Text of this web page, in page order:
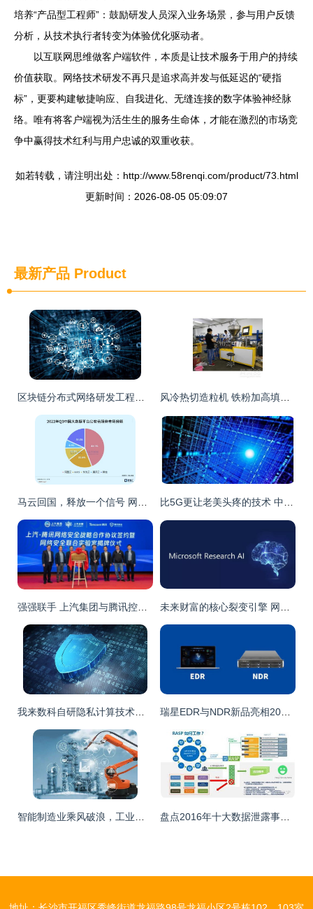
培养“产品型工程师”：鼓励研发人员深入业务场景，参与用户反馈
分析，从技术执行者转变为体验优化驱动者。
以互联网思维做客户端软件，本质是让技术服务于用户的持续
价值获取。网络技术研发不再只是追求高并发与低延迟的“硬指
标”，更要构建敏捷响应、自我进化、无缝连接的数字体验神经脉
络。唯有将客户端视为活生生的服务生命体，才能在激烈的市场竞
争中赢得技术红利与用户忠诚的双重收获。
如若转载，请注明出处：http://www.58renqi.com/product/73.html
更新时间：2026-08-05 05:09:07
最新产品 Product